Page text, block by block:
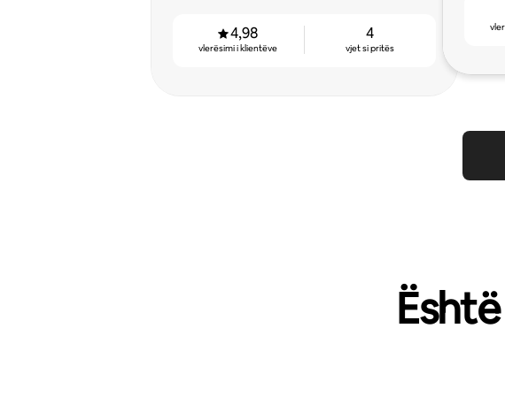
4,98
vlerësimi i klientëve
4
vjet si pritës